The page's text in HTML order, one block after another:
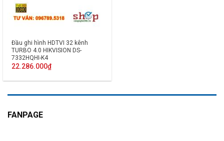
Đầu ghi hình HDTVI 32 kênh
TURBO 4.0 HIKVISION DS-
7332HQHI-K4
22.286.000₫
FANPAGE